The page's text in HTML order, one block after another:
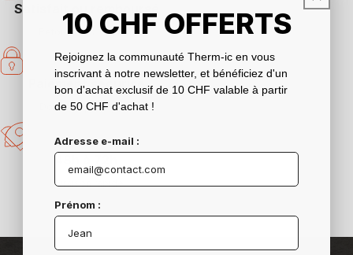
Satisfait ou remboursé
Retour sous 30 jours
Paiement sécurisé
Données protégées
48h à 72h
Livraison rapide
10 CHF OFFERTS
Rejoignez la communauté Therm-ic en vous
inscrivant à notre newsletter, et bénéficiez d'un
bon d'achat exclusif de 10 CHF valable à partir
de 50 CHF d'achat !
Adresse e-mail :
Prénom :